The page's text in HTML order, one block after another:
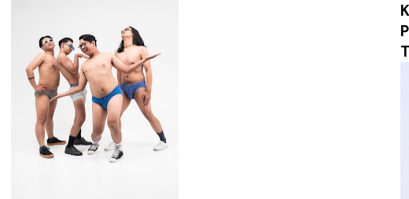
Vomepotro Bangkit Kembali Lewat Album “Fall Into Decay”
Amarah dan Kritik Sosial Lewat Single Baru “Everything You
Dunia Distopia Lewat “Neuromechanical Shrine”,
Rayakan Kehangatan Tradisi Lampung Lewat Single “Seruit”